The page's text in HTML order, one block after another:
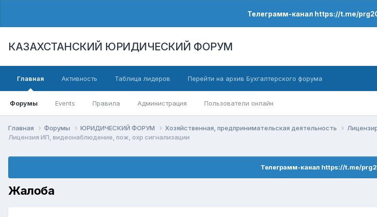
Телеграмм-канал https://t.me/
КАЗАХСТАНСКИЙ ЮРИДИЧЕСКИЙ ФОРУМ
Главная
Форумы Events Правила Администрация Пользователи онлайн
Активность Таблица лидеров Перейти на архив Бухгалтерского форума
Главная Форумы ЮРИДИЧЕСКИЙ ФОРУМ Хозяйственная, предпринимательская деятельность
Лицензия ИП, видеонаблюдение, пож, охр сигнализации
Телеграмм-канал https://t.me/
Жалоба